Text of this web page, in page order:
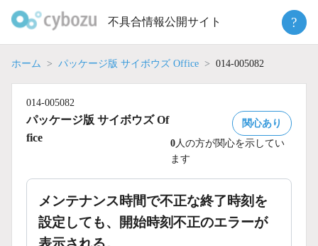
不具合情報公開サイト ?
ホーム パッケージ版 サイボウズ Office 014-005082
014-005082
パッケージ版 サイボウズ Of
fice
関心あり
0人の方が関心を示してい
ます
メンテナンス時間で不正な終了時刻を
設定しても、開始時刻不正のエラーが